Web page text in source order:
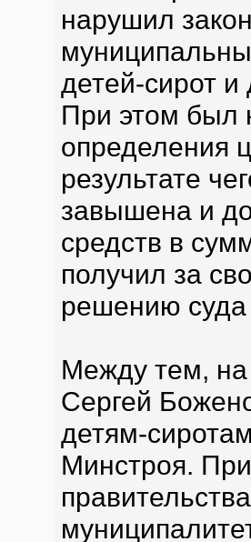
нарушил
детей-сирот и
При этом был
определения
результате
завышена и
средств в
получил за
решению суда
Между тем, на
Сергей
детям-
Минстроя.